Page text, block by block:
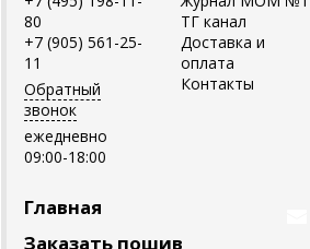
80
+7 (905) 561-25-
11
Обратный
звонок
ежедневно
09:00-18:00
ТГ канал
Доставка и
оплата
Контакты
Главная
Заказать пошив